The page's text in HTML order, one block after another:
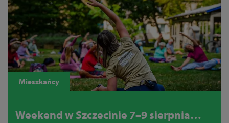
Mieszkańcy
Weekend w Szczecinie 7–9 sierpnia